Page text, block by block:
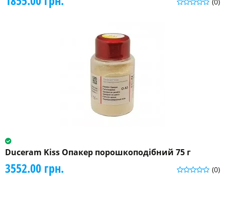
Duceram Kiss Опакер порошкоподібний 75 г
(0)
3552.00 грн.